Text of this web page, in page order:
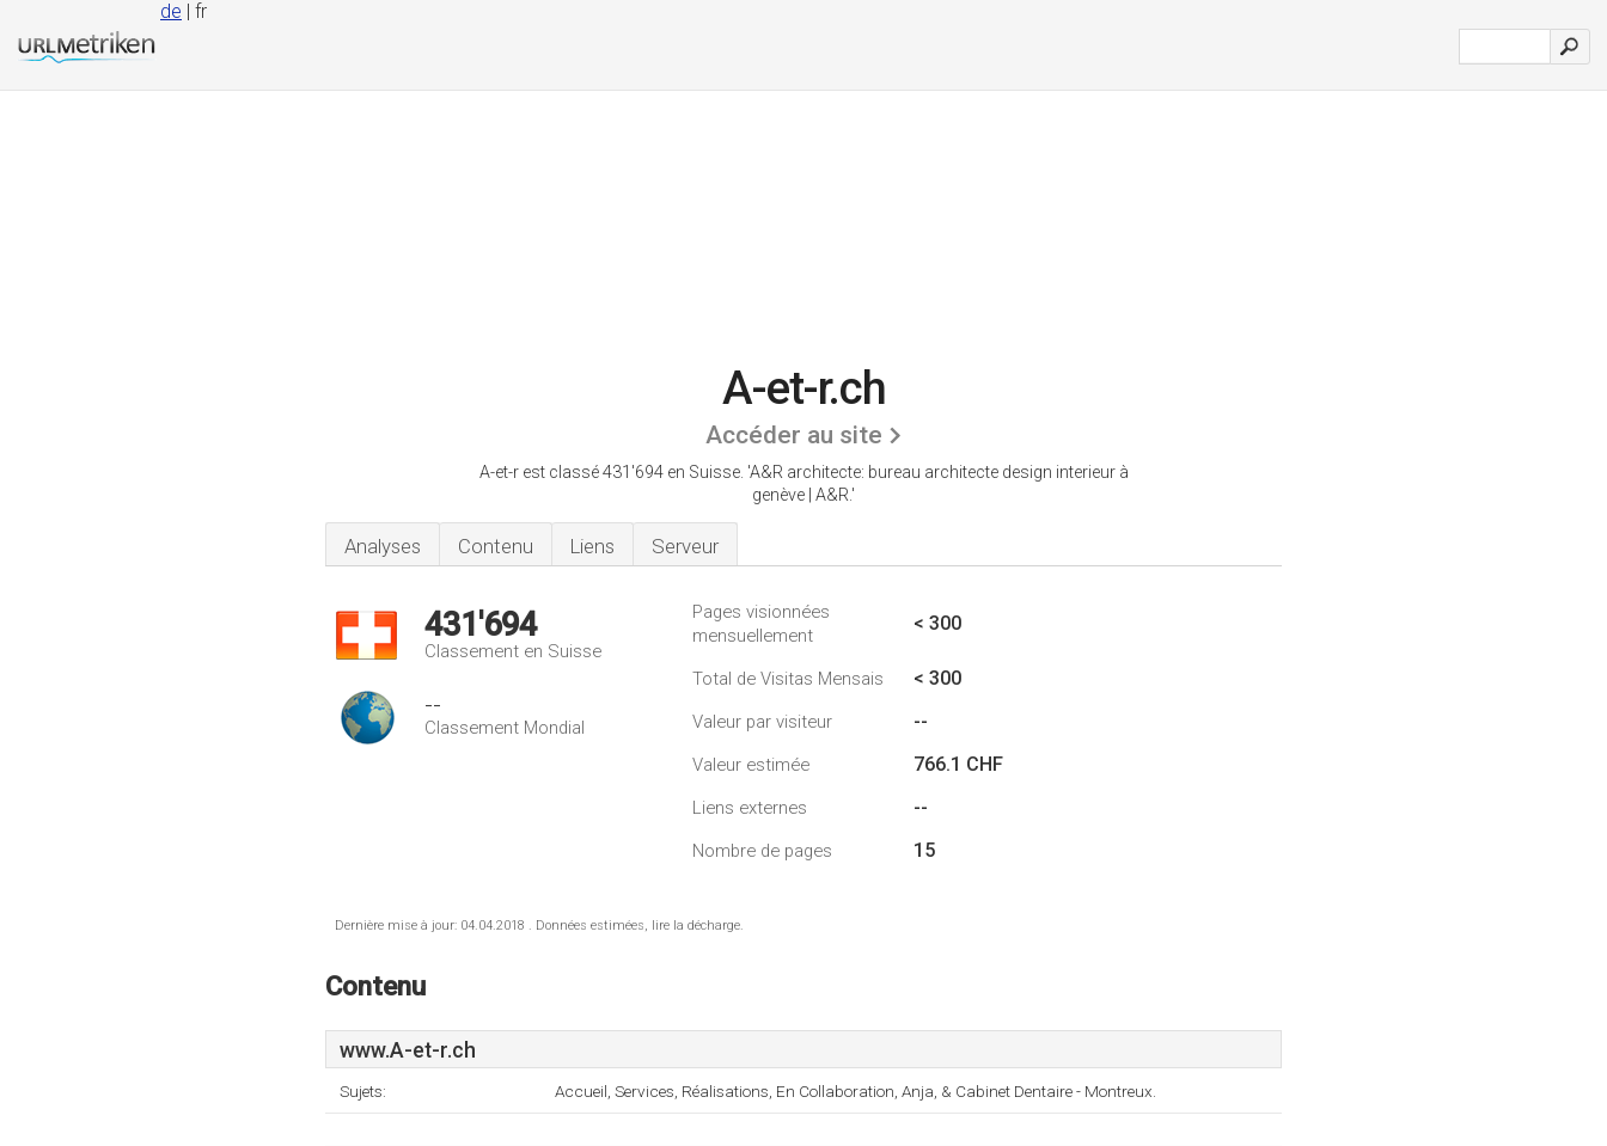
de | fr
A-et-r.ch
Accéder au site
A-et-r est classé 431'694 en Suisse. 'A&R architecte: bureau architecte design interieur à
genève | A&R.'
Analyses Contenu Liens Serveur
431'694
Classement en Suisse
--
Classement Mondial
Pages visionnées
mensuellement
< 300
Total de Visitas Mensais < 300
Valeur par visiteur --
Valeur estimée 766.1 CHF
Liens externes --
Nombre de pages 15
Dernière mise à jour: 04.04.2018 . Données estimées, lire la décharge.
Contenu
www.A-et-r.ch
Sujets: Accueil, Services, Réalisations, En Collaboration, Anja, & Cabinet Dentaire - Montreux.